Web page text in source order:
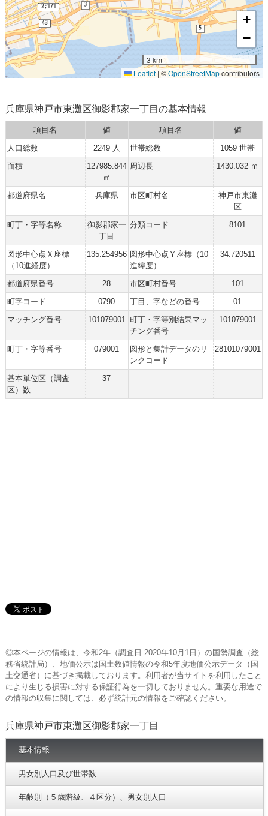
+
−
3 km
Leaflet | ©OpenStreetMapcontributors
兵庫県神戸市東灘区御影郡家一丁目の基本情報
項目名 値 項目名
値
人口総数
2249 人 世帯総数
1059 世帯
面積
127985.844
㎡
周辺長 1430.032 ｍ
都道府県名 兵庫県 市区町村名
神戸市東灘
区
町丁・字等名称
御影郡家一
丁目
分類コード 8101
図形中心点Ｘ座標
（10進経度）
135.254956 図形中心点Ｙ座標（10
進緯度）
34.720511
都道府県番号 28 市区町村番号
101
町字コード
0790 丁目、字などの番号
01
マッチング番号
101079001 町丁・字等別結果マッ
チング番号
101079001
町丁・字等番号 079001
図形と集計データのリ
ンクコード
28101079001
基本単位区（調査
区）数
37
◎本ページの情報は、令和2年（調査日 2020年10月1日）の国勢調査（総
務省統計局）、地価公示は国土数値情報の令和5年度地価公示データ（国
土交通省）に基づき掲載しております。利用者が当サイトを利用したこと
により生じる損害に対する保証行為を一切しておりません。重要な用途で
の情報の収集に関しては、必ず統計元の情報をご確認ください。
兵庫県神戸市東灘区御影郡家一丁目
基本情報
男女別人口及び世帯数
年齢別（５歳階級、４区分）、男女別人口